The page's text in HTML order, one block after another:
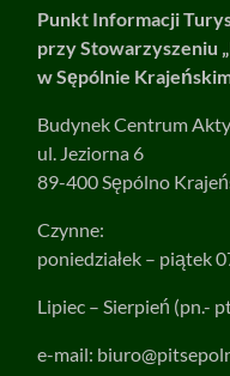
Punkt Informacji
przy Stowarzyszeniu
w Sępólnie
Budynek Centrum
ul. Jeziorna 6
89-400 Sępólno
Czynne:
poniedziałek – piątek
Lipiec – Sierpień (pn.-
e-mail: